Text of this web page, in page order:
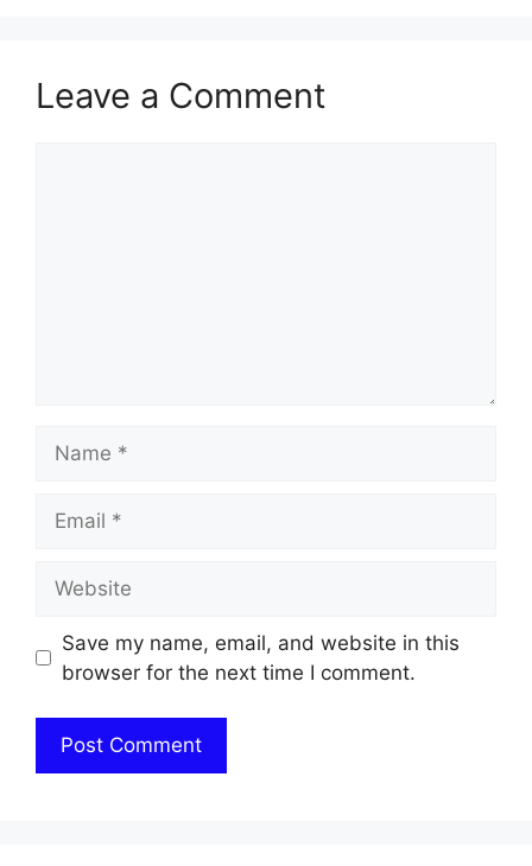
Leave a Comment
Save my name, email, and website in this
browser for the next time I comment.